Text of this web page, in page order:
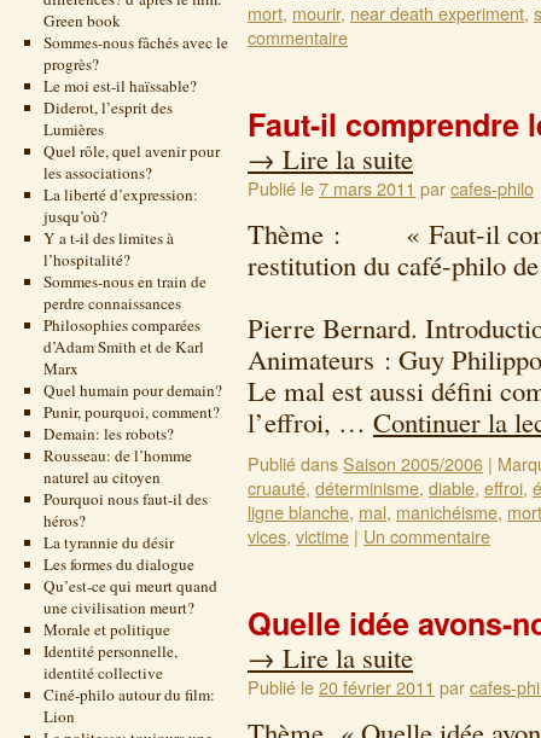
Green book
Sommes-nous fâchés avec le
progrès?
Le moi est-il haïssable?
Diderot, l’esprit des
Lumières
Quel rôle, quel avenir pour
les associations?
La liberté d’expression:
jusqu’où?
Y a t-il des limites à
l’hospitalité?
Sommes-nous en train de
perdre connaissances
Philosophies comparées
d’Adam Smith et de Karl
Marx
Quel humain pour demain?
Punir, pourquoi, comment?
Demain: les robots?
Rousseau: de l’homme
naturel au citoyen
Pourquoi nous faut-il des
héros?
La tyrannie du désir
Les formes du dialogue
Qu’est-ce qui meurt quand
une civilisation meurt?
Morale et politique
Identité personnelle,
identité collective
Ciné-philo autour du film:
Lion
mort, mourir, near death experiment,
commentaire
Faut-il comprendre
→ Lire la suite
Publié le7 mars 2011 parcafes-philo
Thème : « Faut-il
restitution du café-philo
Pierre Bernard.
Animateurs : Guy
Le mal est aussi défini
l’effroi, … Continuer la
Publié dansSaison 2005/2006 |
cruauté, déterminisme, diable, effroi,
ligne blanche, mal, manichéisme, mort
vices, victime | Un commentaire
Quelle idée avons-
→ Lire la suite
Publié le20 février 2011 parcafes-